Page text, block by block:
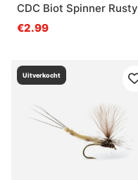
CDC Biot Spinner Rusty
€2.99
Uitverkocht